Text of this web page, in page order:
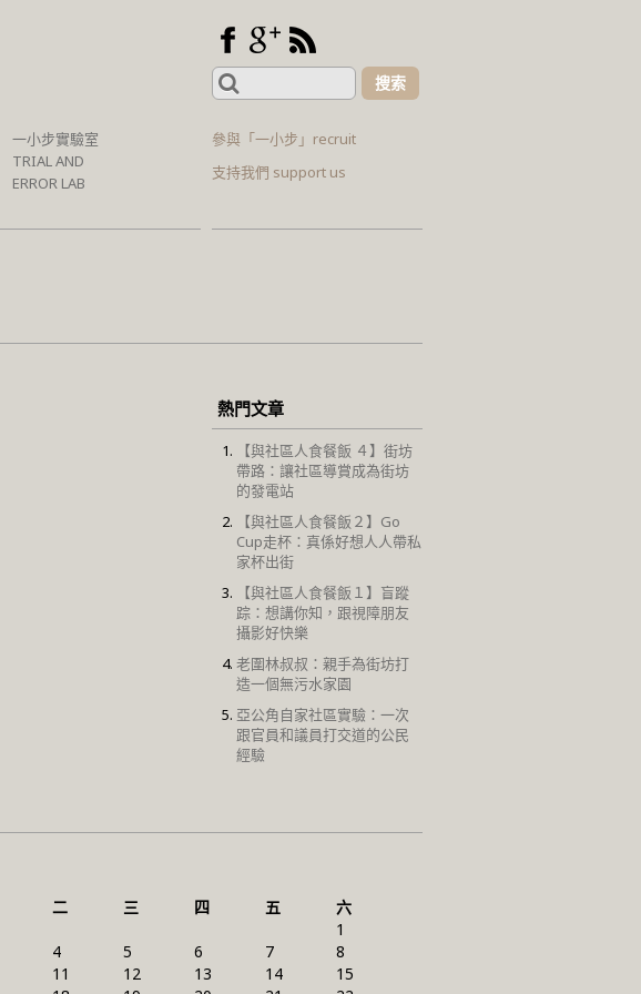
Search
for:
一小步實驗室
TRIAL AND
ERROR LAB
參與「一小步」recruit
支持我們 support us
熱門文章
【與社區人食餐飯 ４】街坊
帶路：讓社區導賞成為街坊
的發電站
【與社區人食餐飯２】Go
Cup走杯：真係好想人人帶私
家杯出街
【與社區人食餐飯１】盲蹤
踪：想講你知，跟視障朋友
攝影好快樂
老圍林叔叔：親手為街坊打
造一個無污水家園
亞公角自家社區實驗：一次
跟官員和議員打交道的公民
經驗
二 三 四 五
六
1
4 5 6 7
8
11 12 13 14
15